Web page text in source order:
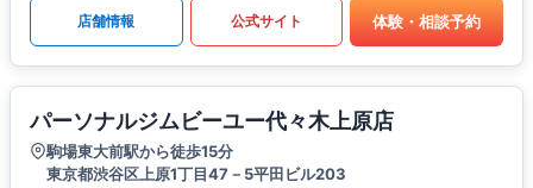
店舗情報 公式サイト 体験・相談予約
パーソナルジムビーユー代々木上原店
駒場東大前駅から徒歩15分
東京都渋谷区上原1丁目47－5平田ビル203